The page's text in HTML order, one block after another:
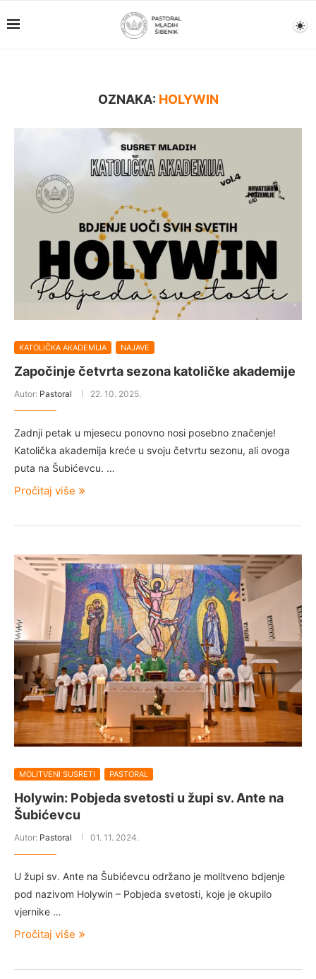
OZNAKA: HOLYWIN
KATOLIČKA AKADEMIJA NAJAVE
Započinje četvrta sezona katoličke akademije
Autor: Pastoral 22. 10. 2025.
Zadnji petak u mjesecu ponovno nosi posebno značenje!
Katolička akademija kreće u svoju četvrtu sezonu, ali ovoga
puta na Šubićevcu. …
Pročitaj više
MOLITVENI SUSRETI PASTORAL
Holywin: Pobjeda svetosti u župi sv. Ante na
Šubićevcu
Autor: Pastoral 01. 11. 2024.
U župi sv. Ante na Šubićevcu održano je molitveno bdjenje
pod nazivom Holywin – Pobjeda svetosti, koje je okupilo
vjernike …
Pročitaj više